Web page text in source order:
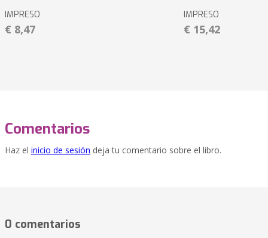
IMPRESO
€ 8,47
IMPRESO
€ 15,42
Comentarios
Haz el inicio de sesión deja tu comentario sobre el libro.
0 comentarios